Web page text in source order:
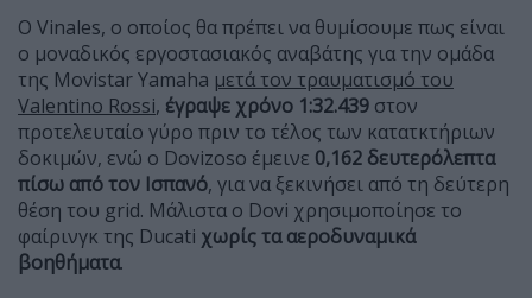
Ο Vinales, ο οποίος θα πρέπει να θυμίσουμε πως είναι
ο μοναδικός εργοστασιακός αναβάτης για την ομάδα
της Movistar Yamaha μετά τον τραυματισμό του
Valentino Rossi, έγραψε χρόνο 1:32.439 στον
προτελευταίο γύρο πριν το τέλος των κατατκτήριων
δοκιμών, ενώ ο Dovizoso έμεινε 0,162 δευτερόλεπτα
πίσω από τον Ισπανό, για να ξεκινήσει από τη δεύτερη
θέση του grid. Μάλιστα ο Dovi χρησιμοποίησε το
φαίρινγκ της Ducati χωρίς τα αεροδυναμικά
βοηθήματα.